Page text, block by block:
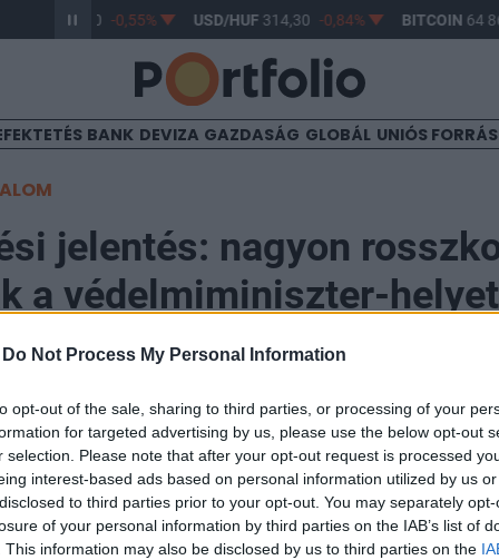
Do Not Process My Personal Information
opt-out of the sale, sharing to third parties, or processing of your
for targeted advertising by us, please use the below opt-out
selection. Please note that after your opt-out request is processed
interest-based ads based on personal information utilized by us
to third parties prior to your opt-out. You may separately
of your personal information by third parties on the IAB’s list of
This information may also be disclosed by us to third parties on the
363,40 -0,55% USD/HUF 314,30 -0,84% BITCOIN64
BANK DEVIZA GAZDASÁG GLOBÁL UNIÓS
jelentés: nagyon
a védelmiminiszter-
védelmi minisztériuma csütörtökön ismét
szokásos napi jelentését, melyben ezúttal
helyettes korrupciós botrányával foglalkoztak.